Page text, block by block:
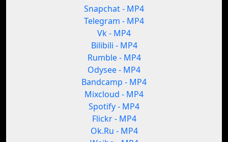
Snapchat - MP4
Telegram - MP4
Vk - MP4
Bilibili - MP4
Rumble - MP4
Odysee - MP4
Bandcamp - MP4
Mixcloud - MP4
Spotify - MP4
Flickr - MP4
Ok.Ru - MP4